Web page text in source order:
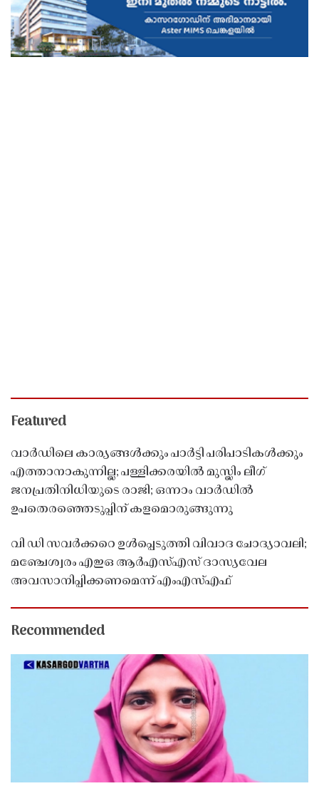
Featured
വാർഡിലെ കാര്യങ്ങൾക്കും പാർട്ടി പരിപാടികൾക്കും
എത്താനാകുന്നില്ല; പള്ളിക്കരയിൽ മുസ്ലിം ലീഗ്
ജനപ്രതിനിധിയുടെ രാജി; ഒന്നാം വാർഡിൽ
ഉപതെരഞ്ഞെടുപ്പിന് കളമൊരുങ്ങുന്നു
വി ഡി സവർക്കറെ ഉൾപ്പെടുത്തി വിവാദ ചോദ്യാവലി;
മഞ്ചേശ്വരം എഇഒ ആർഎസ്എസ് ദാസ്യവേല
അവസാനിപ്പിക്കണമെന്ന് എംഎസ്എഫ്
Recommended